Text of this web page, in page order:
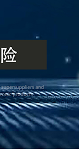
镍氢电池国家标准主导
与多项锂电池行业国